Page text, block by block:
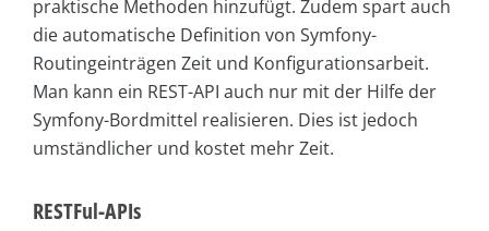
praktische Methoden hinzufügt. Zudem spart auch
die automatische Definition von Symfony-
Routingeinträgen Zeit und Konfigurationsarbeit.
Man kann ein REST-API auch nur mit der Hilfe der
Symfony-Bordmittel realisieren. Dies ist jedoch
umständlicher und kostet mehr Zeit.
RESTFul-APIs